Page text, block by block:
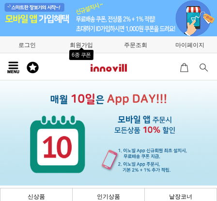
로그인 회원가입
6종 쿠폰
주문조회 마이페이지
신상품 인기상품 낱장코너